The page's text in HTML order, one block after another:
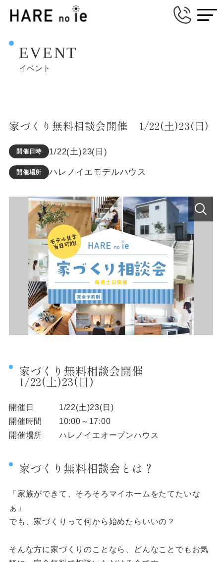
EVENT
イベント
家づくり無料相談会開催 1/22(土)23(日)
開催日時 1/22(土)23(日)
開催場所 ハレノイエモデルハウス
家づくり無料相談会開催
1/22(土)23(日)
開催日 1/22(土)23(日)
開催時間 10:00～17:00
開催場所 ハレノイエオープンハウス
家づくり無料相談会とは？
「家族ができて、そろそろマイホームをたてたいな
ぁ」
でも、家づくりって何から始めたらいいの？
そんな方に家づくりのことなら、どんなことでもお気